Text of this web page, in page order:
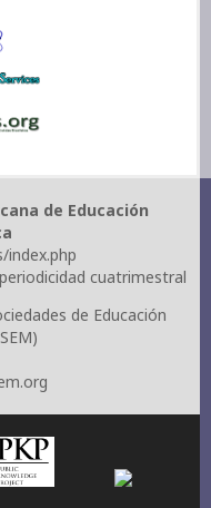
de Educación
cuatrimestral
de Educación